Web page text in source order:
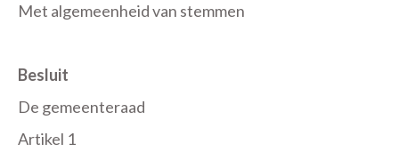
Met algemeenheid van stemmen
Besluit
De gemeenteraad
Artikel 1